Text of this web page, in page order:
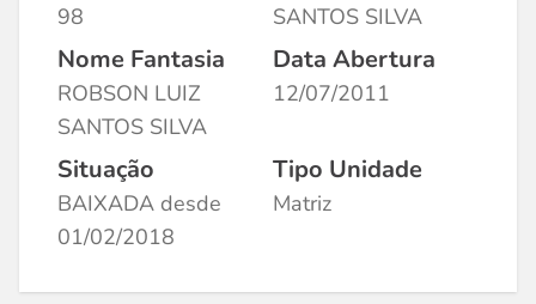
98
SANTOS SILVA
Nome Fantasia
ROBSON LUIZ
SANTOS SILVA
Data Abertura
12/07/2011
Situação
BAIXADA desde
01/02/2018
Tipo Unidade
Matriz